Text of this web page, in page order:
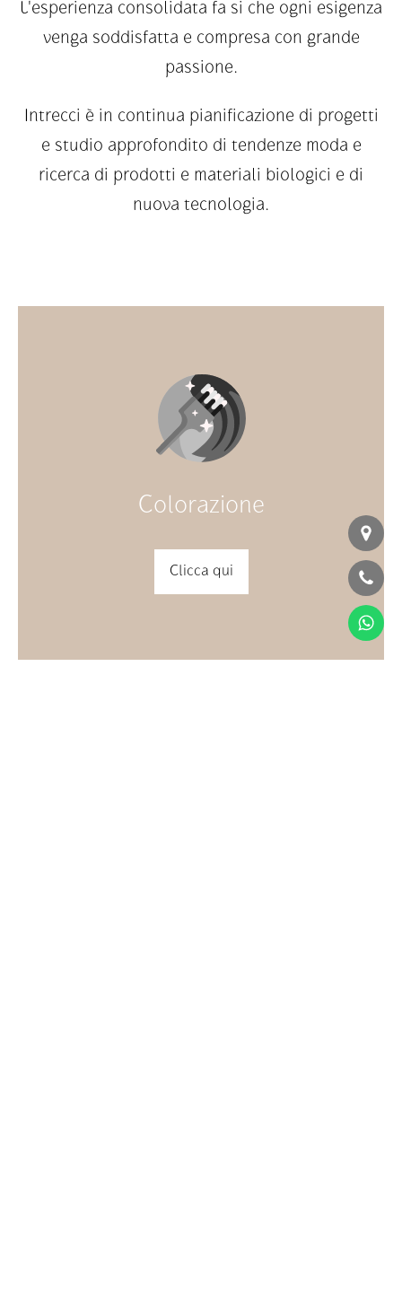
L'esperienza consolidata fa si che ogni esigenza
venga soddisfatta e compresa con grande
passione.
Intrecci è in continua pianificazione di progetti
e studio approfondito di tendenze moda e
ricerca di prodotti e materiali biologici e di
nuova tecnologia.
Colorazione
Clicca qui